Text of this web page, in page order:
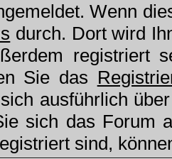
Wenn
durch. Dort wird
registriert
Sie das
ausführlich
sich das Forum
sind,